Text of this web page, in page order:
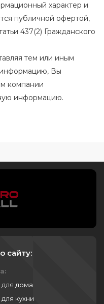
характер и
публичной офертой,
437(2) Гражданского
тем или иным
Вы
компании
информацию.
сайту:
для дома
кухни